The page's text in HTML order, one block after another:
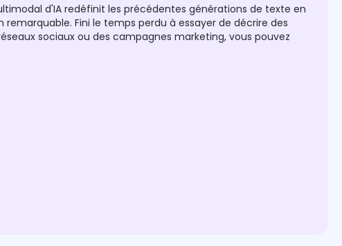
d'IA redéfinit les précédentes générations de texte en
Fini le temps perdu à essayer de décrire des
sociaux ou des campagnes marketing, vous pouvez